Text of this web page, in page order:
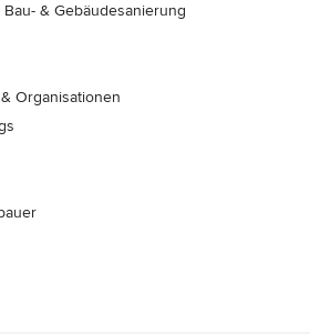
& Gebäudesanierung
Organisationen